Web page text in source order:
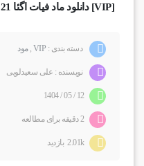
[VIP] دانلود ماد فیات اگئا 2021 برای فایوام
دسته بندی : VIP
,مود
نویسنده : علی سعیدلویی
2.01k بازدید